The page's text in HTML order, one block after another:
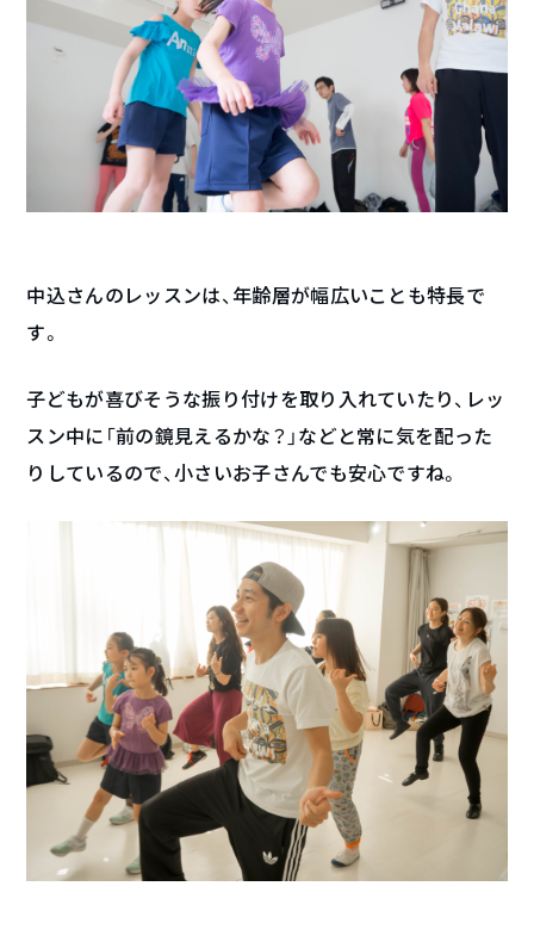
中込さんのレッスンは、年齢層が幅広いことも特長で
す。
子どもが喜びそうな振り付けを取り入れていたり、レッ
スン中に「前の鏡見えるかな？」などと常に気を配った
りしているので、小さいお子さんでも安心ですね。